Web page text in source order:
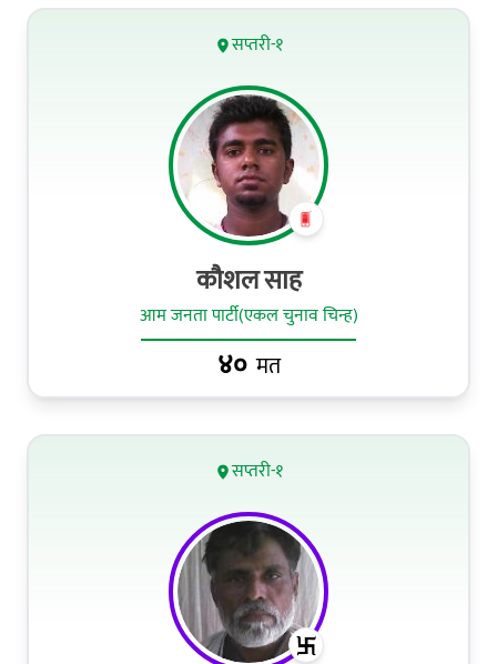
सप्तरी-१
कौशल साह
आम जनता पार्टी(एकल चुनाव चिन्ह)
४० मत
सप्तरी-१